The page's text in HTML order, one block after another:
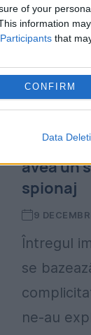
of your
information
that
CONFIRM
Data
Chelu,
învățat
avea un
spionaj
9
Întregul
se
ne-au